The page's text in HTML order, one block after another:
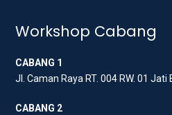
t
r
b
o
k
a
a
Workshop Cabang
CABANG 1
Jl. Caman Raya RT. 004 RW. 01 Jati
CABANG 2